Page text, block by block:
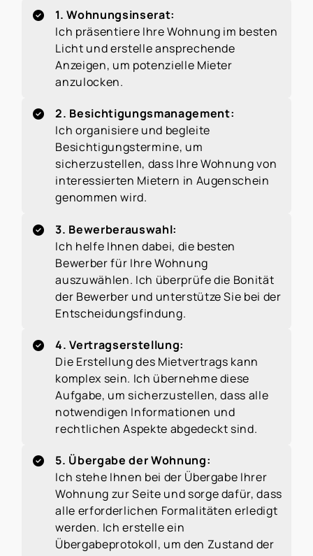
1. Wohnungsinserat:
Ich präsentiere Ihre Wohnung im besten
Licht und erstelle ansprechende
Anzeigen, um potenzielle Mieter
anzulocken.
2. Besichtigungsmanagement:
Ich organisiere und begleite
Besichtigungstermine, um
sicherzustellen, dass Ihre Wohnung von
interessierten Mietern in Augenschein
genommen wird.
3. Bewerberauswahl:
Ich helfe Ihnen dabei, die besten
Bewerber für Ihre Wohnung
auszuwählen. Ich überprüfe die Bonität
der Bewerber und unterstütze Sie bei der
Entscheidungsfindung.
4. Vertragserstellung:
Die Erstellung des Mietvertrags kann
komplex sein. Ich übernehme diese
Aufgabe, um sicherzustellen, dass alle
notwendigen Informationen und
rechtlichen Aspekte abgedeckt sind.
5. Übergabe der Wohnung:
Ich stehe Ihnen bei der Übergabe Ihrer
Wohnung zur Seite und sorge dafür, dass
alle erforderlichen Formalitäten erledigt
werden. Ich erstelle ein
Übergabeprotokoll, um den Zustand der